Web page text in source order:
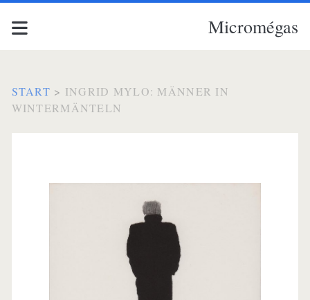
Micromégas
START > INGRID MYLO: MÄNNER IN
WINTERMÄNTELN